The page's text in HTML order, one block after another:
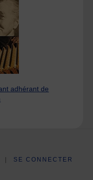
adhérant de
SE CONNECTER